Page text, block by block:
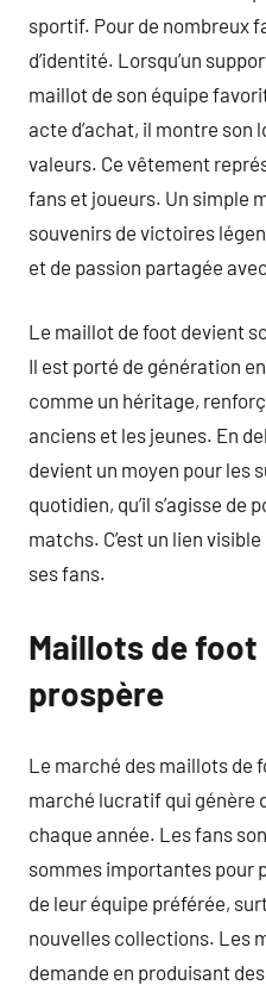
sportif. Pour de nombreux
d’identité. Lorsqu’un
maillot de son équipe
acte d’achat, il montre son
valeurs. Ce vêtement
fans et joueurs. Un simple
souvenirs de victoires
et de passion partagée
Le maillot de foot devient
Il est porté de génération
comme un héritage,
anciens et les jeunes. En
devient un moyen pour les
quotidien, qu’il s’agisse de
matchs. C’est un lien
ses fans.
Maillots de
prospère
Le marché des maillots de
marché lucratif qui génère
chaque année. Les fans
sommes importantes pour
de leur équipe préférée,
nouvelles collections. Les
demande en produisant